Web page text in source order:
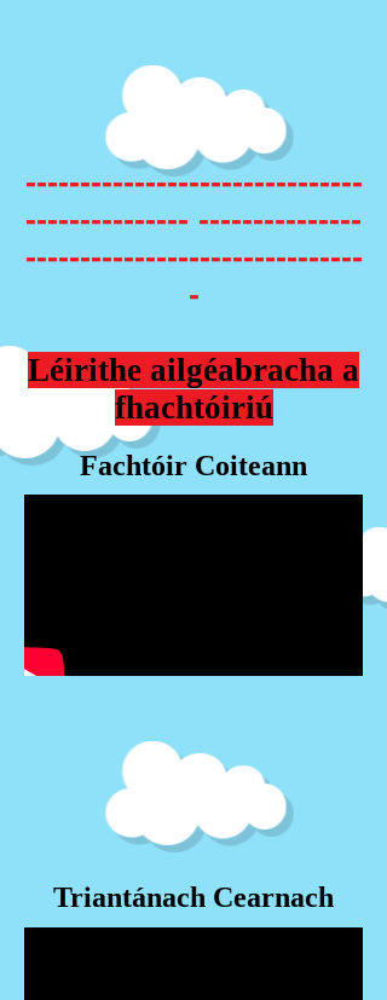
-------------------------------
--------------- ---------------
-------------------------------
-
Léirithe ailgéabracha a
fhachtóiriú
Fachtóir Coiteann
Triantánach Cearnach